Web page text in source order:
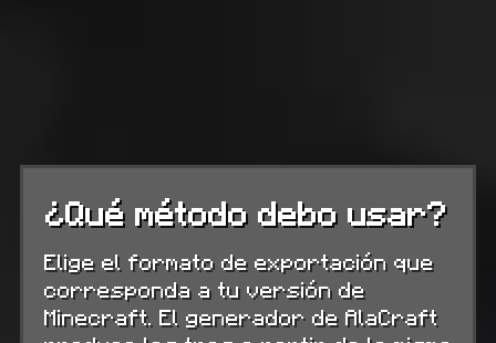
¿Qué método debo usar?
Elige el formato de exportación que
corresponda a tu versión de
Minecraft. El generador de AlaCraft